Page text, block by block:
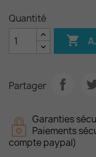
Quantité

Partager
Garanties
Paiements
compte paypal)